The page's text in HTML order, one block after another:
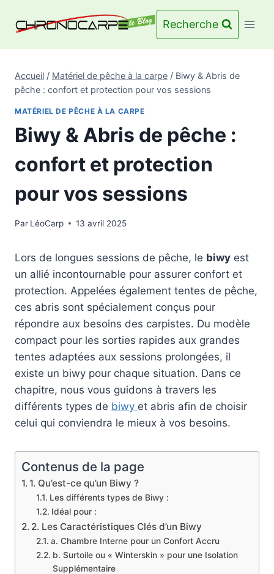
Recherche
Accueil / Matériel de pêche à la carpe / Biwy & Abris de
pêche : confort et protection pour vos sessions
MATÉRIEL DE PÊCHE À LA CARPE
Biwy & Abris de pêche :
confort et protection
pour vos sessions
Par LéoCarp 13 avril 2025
Lors de longues sessions de pêche, le biwy est
un allié incontournable pour assurer confort et
protection. Appelées également tentes de pêche,
ces abris sont spécialement conçus pour
répondre aux besoins des carpistes. Du modèle
compact pour les sorties rapides aux grandes
tentes adaptées aux sessions prolongées, il
existe un biwy pour chaque situation. Dans ce
chapitre, nous vous guidons à travers les
différents types de biwy et abris afin de choisir
celui qui conviendra le mieux à vos besoins.
Contenus de la page
1. Qu’est-ce qu’un Biwy ?
Les différents types de Biwy :
Idéal pour :
2. Les Caractéristiques Clés d’un Biwy
a. Chambre Interne pour un Confort Accru
b. Surtoile ou « Winterskin » pour une Isolation
Supplémentaire